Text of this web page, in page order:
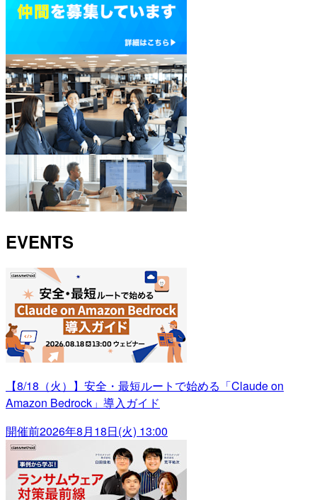
EVENTS
【8/18（火）】安全・最短ルートで始める「Claude on
Amazon Bedrock」導入ガイド
開催前2026年8月18日(火) 13:00